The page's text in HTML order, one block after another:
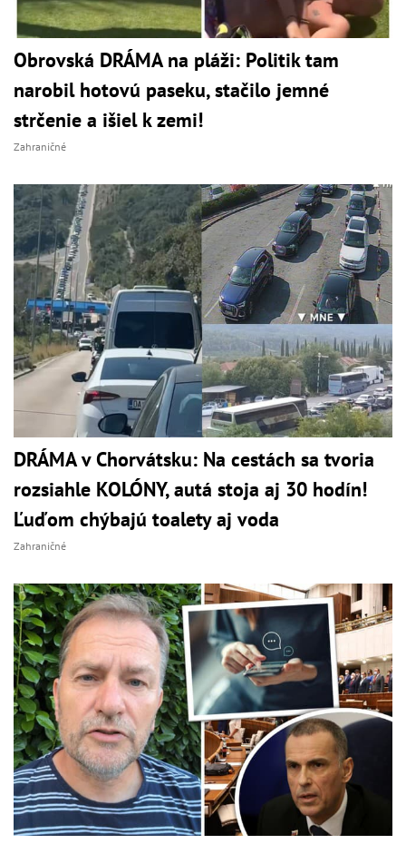
Obrovská DRÁMA na pláži: Politik tam
narobil hotovú paseku, stačilo jemné
strčenie a išiel k zemi!
Zahraničné
DRÁMA v Chorvátsku: Na cestách sa tvoria
rozsiahle KOLÓNY, autá stoja aj 30 hodín!
Ľuďom chýbajú toalety aj voda
Zahraničné